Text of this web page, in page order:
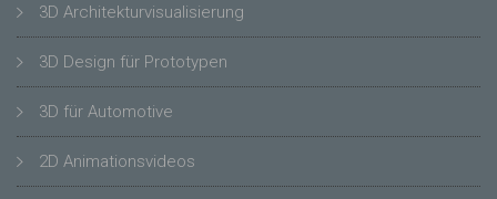
3D Architekturvisualisierung
3D Design für Prototypen
3D für Automotive
2D Animationsvideos